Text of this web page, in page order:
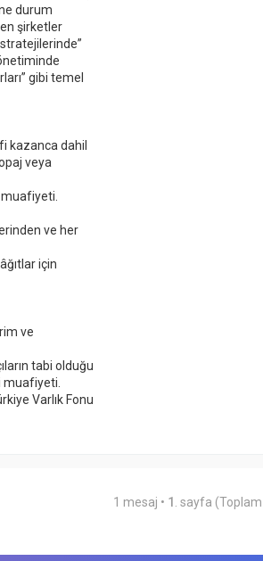
durum
şirketler
gibi temel
kazanca dahil
veya
muafiyeti.
ve her
için
ve
tabi olduğu
muafiyeti.
Varlık Fonu
1 mesaj • 1 . sayfa (Toplam